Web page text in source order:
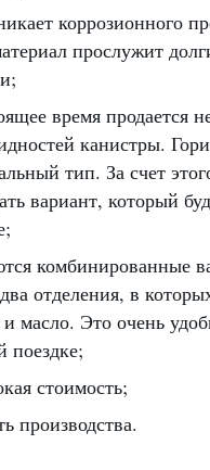
коррозионного
прослужит
время продается
канистры.
тип. За счет
вариант, который
комбинированные
отделения, в
масло. Это очень
поездке;
стоимость;
производства.